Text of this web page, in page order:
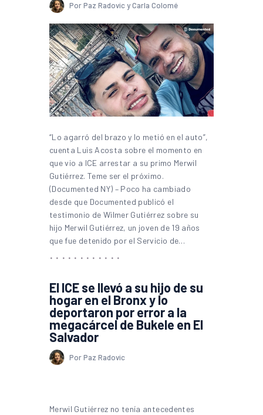
Por Paz Radovic y Carla Colomé
“Lo agarró del brazo y lo metió en el auto”,
cuenta Luis Acosta sobre el momento en
que vio a ICE arrestar a su primo Merwil
Gutiérrez. Teme ser el próximo.
(Documented NY) – Poco ha cambiado
desde que Documented publicó el
testimonio de Wilmer Gutiérrez sobre su
hijo Merwil Gutiérrez, un joven de 19 años
que fue detenido por el Servicio de…
El ICE se llevó a su hijo de su
hogar en el Bronx y lo
deportaron por error a la
megacárcel de Bukele en El
Salvador
Por Paz Radovic
Merwil Gutiérrez no tenía antecedentes